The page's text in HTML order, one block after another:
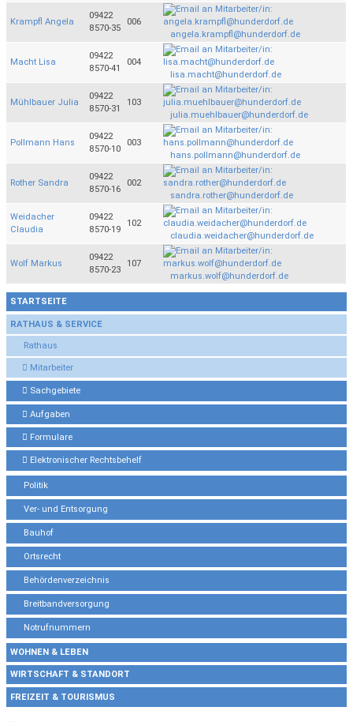
STARTSEITE
RATHAUS & SERVICE
Rathaus
Mitarbeiter
Sachgebiete
Aufgaben
Formulare
Elektronischer Rechtsbehelf
Politik
Ver- und Entsorgung
Bauhof
Ortsrecht
Behördenverzeichnis
Breitbandversorgung
Notrufnummern
WOHNEN & LEBEN
WIRTSCHAFT & STANDORT
FREIZEIT & TOURISMUS
Krampfl Angela
09422
8570-35
006
angela.krampfl@hunderdorf.de
Macht Lisa
09422
8570-41
004
lisa.macht@hunderdorf.de
Mühlbauer Julia
09422
8570-31
103
julia.muehlbauer@hunderdorf.de
Pollmann Hans
09422
8570-10
003
hans.pollmann@hunderdorf.de
Rother Sandra
09422
8570-16
002
sandra.rother@hunderdorf.de
Weidacher
Claudia
09422
8570-19
102
claudia.weidacher@hunderdorf.de
Wolf Markus
09422
8570-23
107
markus.wolf@hunderdorf.de